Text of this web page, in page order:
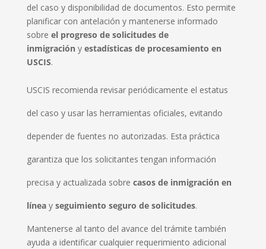
del caso y disponibilidad de documentos. Esto permite
planificar con antelación y mantenerse informado
sobre el progreso de solicitudes de
inmigración y estadísticas de procesamiento en
USCIS.
USCIS recomienda revisar periódicamente el estatus
del caso y usar las herramientas oficiales, evitando
depender de fuentes no autorizadas. Esta práctica
garantiza que los solicitantes tengan información
precisa y actualizada sobre casos de inmigración en
líneay seguimiento seguro de solicitudes.
Mantenerse al tanto del avance del trámite también
ayuda a identificar cualquier requerimiento adicional